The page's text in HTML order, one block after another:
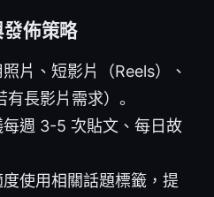
佈策略
片、短影片（Reels）、
長影片需求）。
週 3-5 次貼文、每日故
使用相關話題標籤，提